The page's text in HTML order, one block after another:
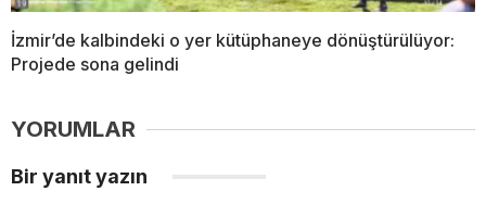
İzmir’de kalbindeki o yer kütüphaneye dönüştürülüyor:
Projede sona gelindi
YORUMLAR
Bir yanıt yazın